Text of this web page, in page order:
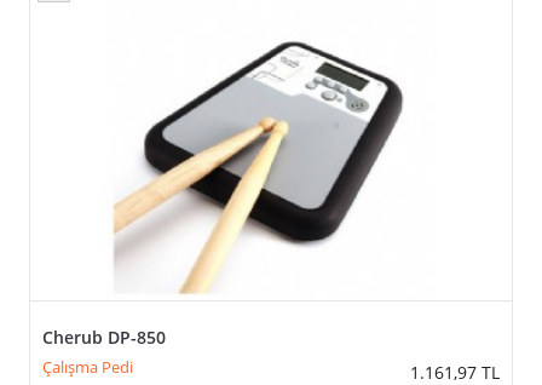
Cherub DP-850
Çalışma Pedi 1.161,97 TL